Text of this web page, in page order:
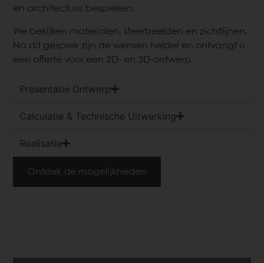
en architectuur bespreken.
We bekijken materialen, sfeerbeelden en zichtlijnen.
Na dit gesprek zijn de wensen helder en ontvangt u
een offerte voor een 2D- en 3D-ontwerp.
Presentatie Ontwerp
Calculatie & Technische Uitwerking
Realisatie
Ontdek de mogelijkheden